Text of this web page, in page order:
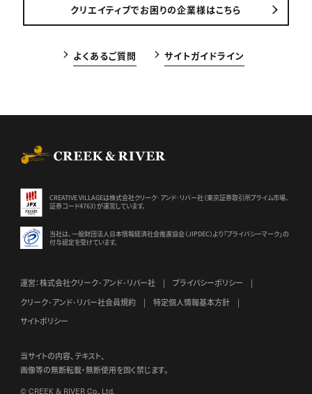
クリエイティブでお困りの企業様はこちら
よくあるご質問 サイトガイドライン
CREATIVE VILLAGEは株式会社クリーク･アンド･リバー社（東京証券取引所プライム市場、
証券コード4763）が運営しています。
当社は、一般財団法人日本情報経済社会推進協会（JIPDEC）より 「プライバシーマーク」の
付与認定を受けています。
運営：株式会社クリーク･アンド･リバー社
プライバシーポリシー
クリーク･アンド･リバー社会員規約
特定個人情報基本方針
サイトポリシー
当サイトの内容、テキスト、
画像等の無断転載・無断使用を固く禁じます。
© CREEK & RIVER Co., Ltd.